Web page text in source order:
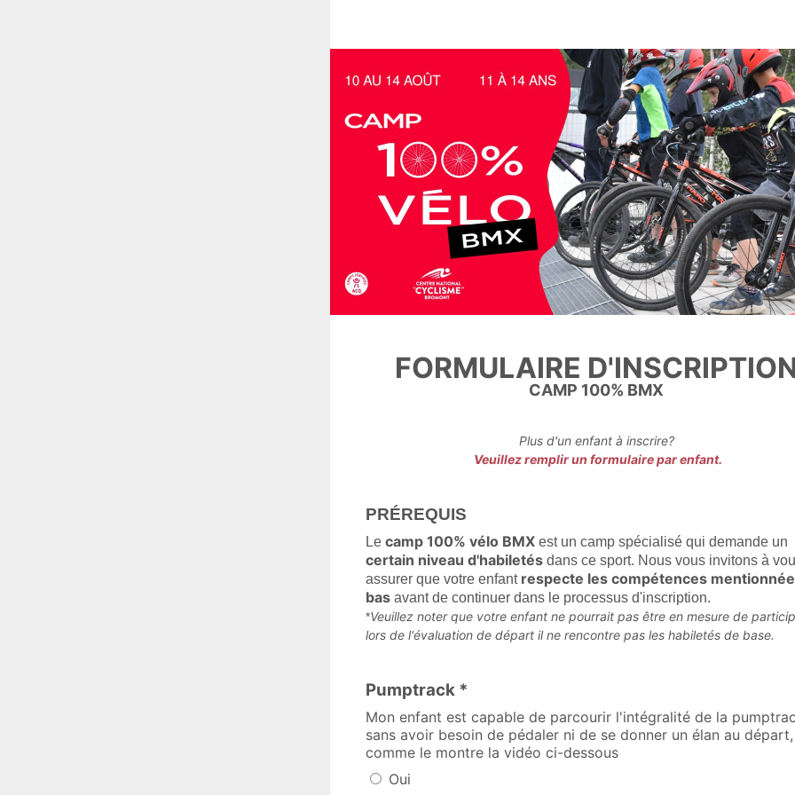
FORMULAIRE
CAMP 100% BMX
Plus d'un enfant à inscrire?
Veuillez remplir un formulaire par enfant.
PRÉREQUIS
Le camp 100% vélo BMX est un camp spécialisé qui demande un
certain niveau d'habiletés dans ce sport. Nous vous invitons à
assurer que votre enfant respecte les compétences
bas avant de continuer dans le processus d'inscription.
*Veuillez noter que votre enfant ne pourrait pas être en mesure de
lors de l'évaluation de départ il ne rencontre pas les habiletés de base.
Pumptrack *
Mon enfant est capable de parcourir l'intégralité de la
sans avoir besoin de pédaler ni de se donner un élan au départ,
comme le montre la vidéo ci-dessous
Oui